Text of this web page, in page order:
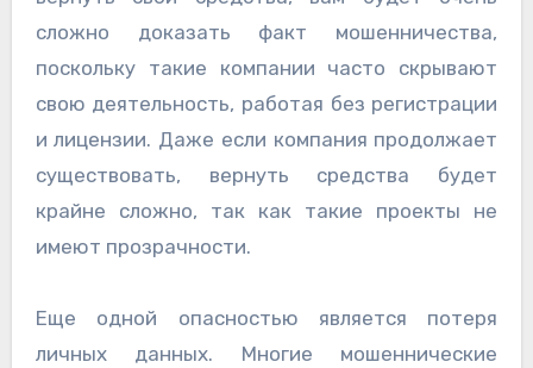
сложно доказать факт мошенничества,
поскольку такие компании часто скрывают
свою деятельность, работая без регистрации
и лицензии. Даже если компания продолжает
существовать, вернуть средства будет
крайне сложно, так как такие проекты не
имеют прозрачности.
Еще одной опасностью является потеря
личных данных. Многие мошеннические